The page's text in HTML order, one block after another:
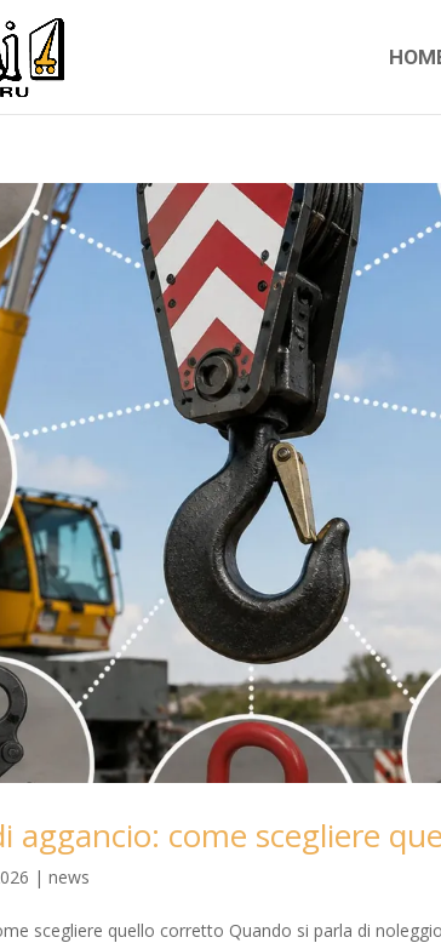
aggancio: come scegliere
|news
scegliere quello corretto Quando si parla di